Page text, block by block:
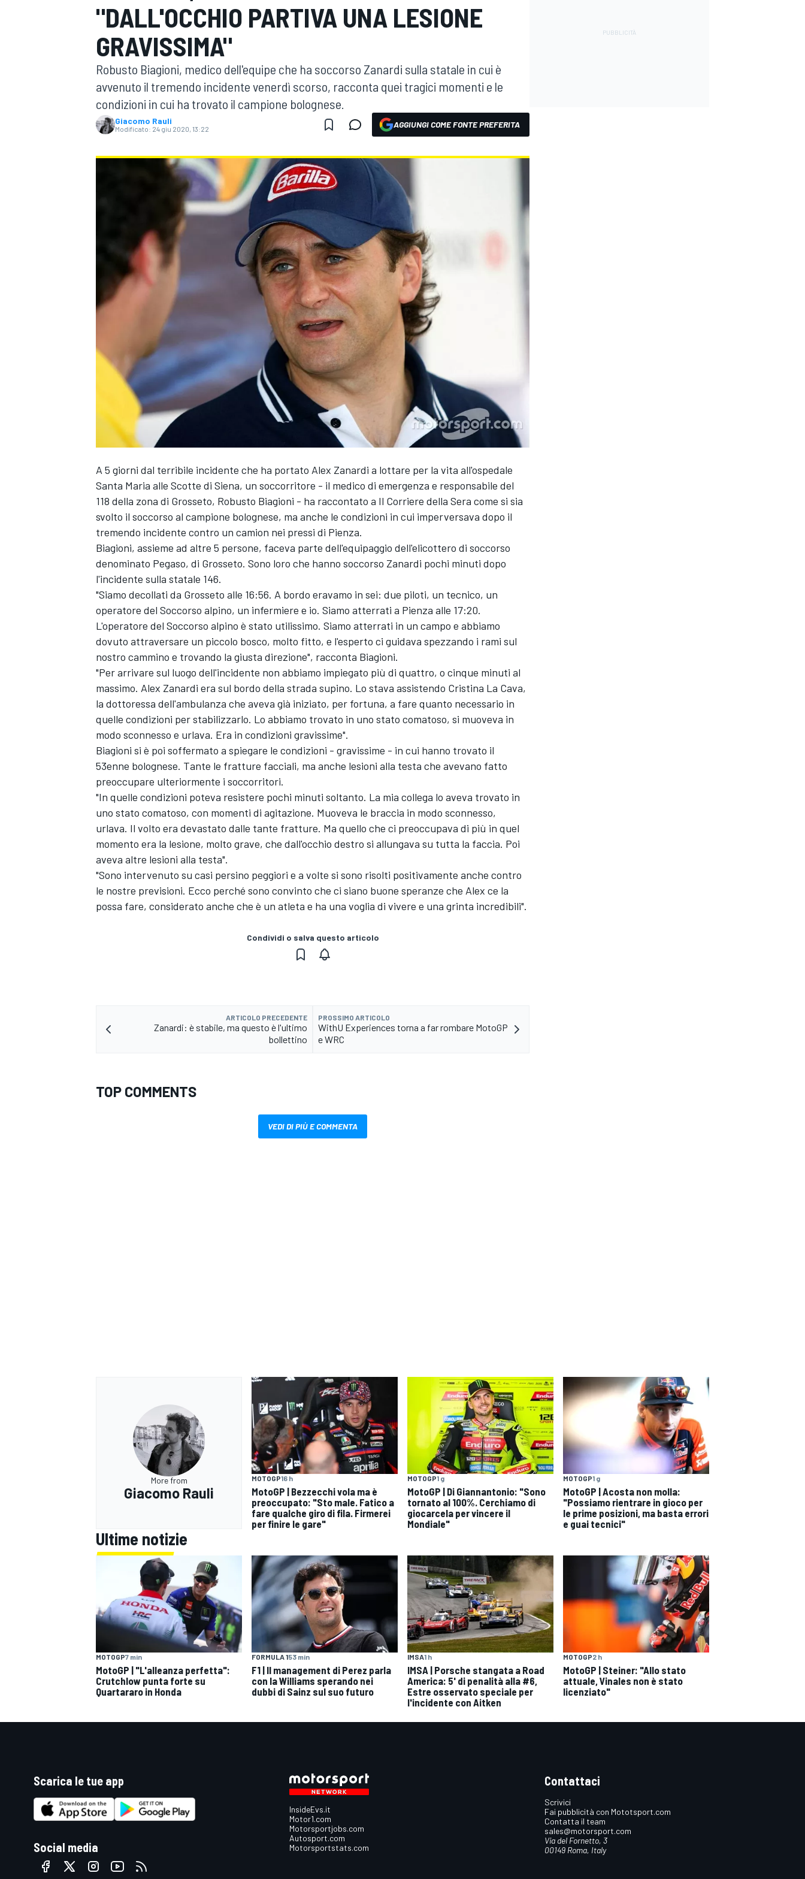
MOTOGP WEC
MONOPOSTO
"DALL'OCCHIO PARTIVA UNA LESIONE
GRAVISSIMA"
Robusto Biagioni, medico dell'equipe che ha soccorso Zanardi sulla statale in cui è
avvenuto il tremendo incidente venerdì scorso, racconta quei tragici momenti e le
condizioni in cui ha trovato il campione bolognese.
Giacomo Rauli
Modificato: 24 giu 2020, 13:22 AGGIUNGI COME FONTE PREFERITA
A 5 giorni dal terribile incidente che ha portato Alex Zanardi a lottare per la vita all'ospedale
Santa Maria alle Scotte di Siena, un soccorritore - il medico di emergenza e responsabile del
118 della zona di Grosseto, Robusto Biagioni - ha raccontato a Il Corriere della Sera come si sia
svolto il soccorso al campione bolognese, ma anche le condizioni in cui imperversava dopo il
tremendo incidente contro un camion nei pressi di Pienza.
Biagioni, assieme ad altre 5 persone, faceva parte dell'equipaggio dell'elicottero di soccorso
denominato Pegaso, di Grosseto. Sono loro che hanno soccorso Zanardi pochi minuti dopo
l'incidente sulla statale 146.
"Siamo decollati da Grosseto alle 16:56. A bordo eravamo in sei: due piloti, un tecnico, un
operatore del Soccorso alpino, un infermiere e io. Siamo atterrati a Pienza alle 17:20.
L'operatore del Soccorso alpino è stato utilissimo. Siamo atterrati in un campo e abbiamo
dovuto attraversare un piccolo bosco, molto fitto, e l'esperto ci guidava spezzando i rami sul
nostro cammino e trovando la giusta direzione", racconta Biagioni.
"Per arrivare sul luogo dell'incidente non abbiamo impiegato più di quattro, o cinque minuti al
massimo. Alex Zanardi era sul bordo della strada supino. Lo stava assistendo Cristina La Cava,
la dottoressa dell'ambulanza che aveva già iniziato, per fortuna, a fare quanto necessario in
quelle condizioni per stabilizzarlo. Lo abbiamo trovato in uno stato comatoso, si muoveva in
modo sconnesso e urlava. Era in condizioni gravissime".
Biagioni si è poi soffermato a spiegare le condizioni - gravissime - in cui hanno trovato il
53enne bolognese. Tante le fratture facciali, ma anche lesioni alla testa che avevano fatto
preoccupare ulteriormente i soccorritori.
"In quelle condizioni poteva resistere pochi minuti soltanto. La mia collega lo aveva trovato in
uno stato comatoso, con momenti di agitazione. Muoveva le braccia in modo sconnesso,
urlava. Il volto era devastato dalle tante fratture. Ma quello che ci preoccupava di più in quel
momento era la lesione, molto grave, che dall'occhio destro si allungava su tutta la faccia. Poi
aveva altre lesioni alla testa".
"Sono intervenuto su casi persino peggiori e a volte si sono risolti positivamente anche contro
le nostre previsioni. Ecco perché sono convinto che ci siano buone speranze che Alex ce la
possa fare, considerato anche che è un atleta e ha una voglia di vivere e una grinta incredibili".
Condividi o salva questo articolo
ARTICOLO PRECEDENTE
Zanardi: è stabile, ma questo è l'ultimo
bollettino
PROSSIMO ARTICOLO
WithU Experiences torna a far rombare MotoGP
e WRC
TOP COMMENTS
VEDI DI PIÙ E COMMENTA
More from
Giacomo Rauli
MOTOGP16 h
MotoGP | Bezzecchi vola ma è
preoccupato: "Sto male. Fatico a
fare qualche giro di fila. Firmerei
per finire le gare"
MOTOGP1 g
MotoGP | Di Giannantonio: "Sono
tornato al 100%. Cerchiamo di
giocarcela per vincere il
Mondiale"
MOTOGP1 g
MotoGP | Acosta non molla:
"Possiamo rientrare in gioco per
le prime posizioni, ma basta errori
e guai tecnici"
Ultime notizie
MOTOGP7 min
MotoGP | "L'alleanza perfetta":
Crutchlow punta forte su
Quartararo in Honda
FORMULA 153 min
F1 | Il management di Perez parla
con la Williams sperando nei
dubbi di Sainz sul suo futuro
IMSA1 h
IMSA | Porsche stangata a Road
America: 5' di penalità alla #6,
Estre osservato speciale per
l'incidente con Aitken
MOTOGP2 h
MotoGP | Steiner: "Allo stato
attuale, Vinales non è stato
licenziato"
Scarica le tue app
Social media
InsideEvs.it
Motor1.com
Motorsportjobs.com
Autosport.com
Motorsportstats.com
Contattaci
Scrivici
Fai pubblicità con Mototsport.com
Contatta il team
sales@motorsport.com
Via del Fornetto, 3
00149 Roma, Italy